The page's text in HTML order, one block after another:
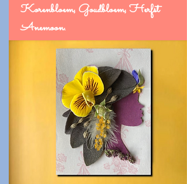
Korenbloem, Goudbloem, Herfst
Anemoon.